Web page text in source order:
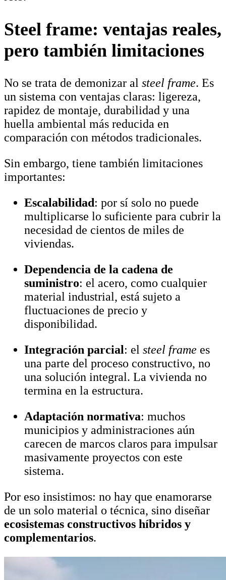
Steel frame: ventajas reales,
pero también limitaciones
No se trata de demonizar al steel frame. Es
un sistema con ventajas claras: ligereza,
rapidez de montaje, durabilidad y una
huella ambiental más reducida en
comparación con métodos tradicionales.
Sin embargo, tiene también limitaciones
importantes:
Escalabilidad: por sí solo no puede
multiplicarse lo suficiente para cubrir la
necesidad de cientos de miles de
viviendas.
Dependencia de la cadena de
suministro: el acero, como cualquier
material industrial, está sujeto a
fluctuaciones de precio y
disponibilidad.
Integración parcial: el steel frame es
una parte del proceso constructivo, no
una solución integral. La vivienda no
termina en la estructura.
Adaptación normativa: muchos
municipios y administraciones aún
carecen de marcos claros para impulsar
masivamente proyectos con este
sistema.
Por eso insistimos: no hay que enamorarse
de un solo material o técnica, sino diseñar
ecosistemas constructivos híbridos y
complementarios.